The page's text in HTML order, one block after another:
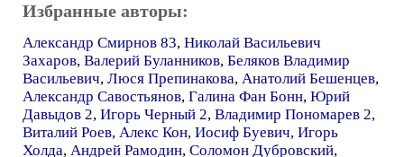
Избранные авторы:
Александр Смирнов 83, Николай Васильевич
Захаров, Валерий Буланников, Беляков Владимир
Васильевич, Люся Препинакова, Анатолий Бешенцев,
Александр Савостьянов, Галина Фан Бонн, Юрий
Давыдов 2, Игорь Черный 2, Владимир Пономарев 2,
Виталий Роев, Алекс Кон, Иосиф Буевич, Игорь
Холда, Андрей Рамодин, Соломон Дубровский,